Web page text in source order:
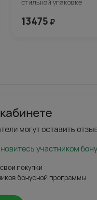
стильной упаковке
13475 ₽
могут оставить
участником
покупки
бонусной программы